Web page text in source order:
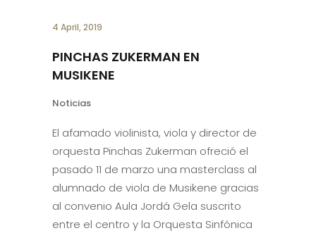
4 April, 2019
PINCHAS ZUKERMAN EN
MUSIKENE
Noticias
El afamado violinista, viola y director de
orquesta Pinchas Zukerman ofreció el
pasado 11 de marzo una masterclass al
alumnado de viola de Musikene gracias
al convenio Aula Jordá Gela suscrito
entre el centro y la Orquesta Sinfónica